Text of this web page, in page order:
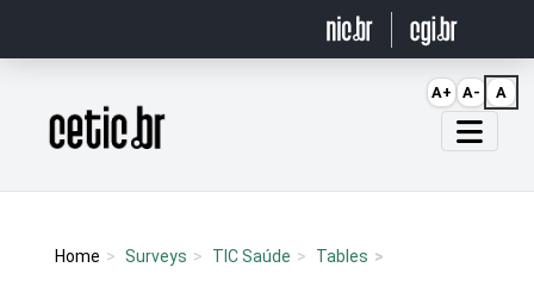
Página inicial
Home Surveys TIC Saúde Tables
A+ A- A